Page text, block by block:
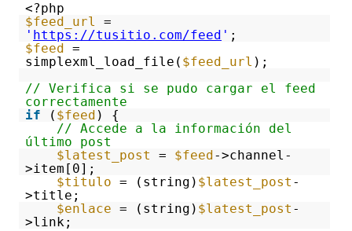
<?php
$feed_url
=
' https://tusitio.com/feed ' ;
$feed
=
simplexml_load_file( $feed_url );
// Verifica si se pudo cargar el feed
correctamente
if
( $feed ) {
// Accede a la información del
último post
$latest_post
= $feed ->channel-
>item[0];
$titulo = (string) $latest_post -
>title;
$enlace = (string) $latest_post -
>link;